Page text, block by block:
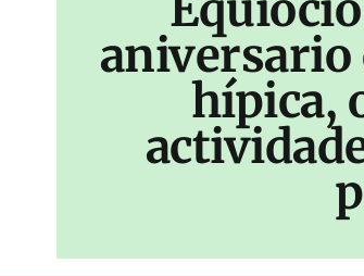
aniversario
hípica,